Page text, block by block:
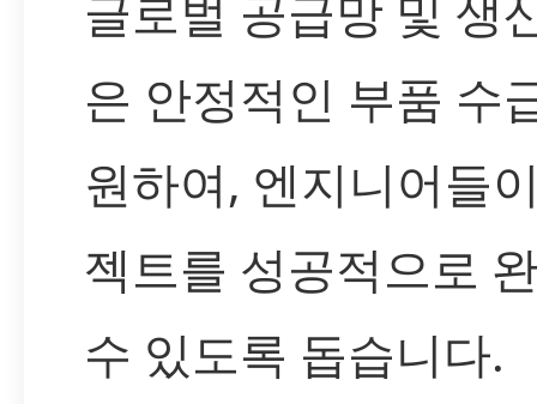
은 안정적인 부품 수
원하여, 엔지니어들
젝트를 성공적으로
수 있도록 돕습니다.